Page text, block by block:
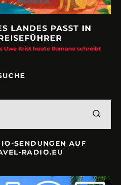
LANDES PASST IN
Uwe Krist heute Romane schreibt
SENDUNGEN AUF
RADIO.EU